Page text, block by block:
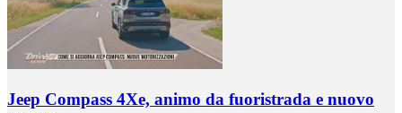
Jeep Compass 4Xe, animo da fuoristrada e nuovo